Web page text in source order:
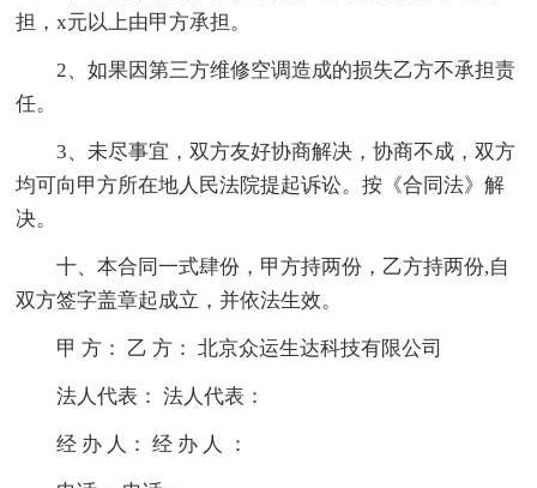
担，x元以上由甲方承担。
2、如果因第三方维修空调造成的损失乙方不承担责
任。
3、未尽事宜，双方友好协商解决，协商不成，双方
均可向甲方所在地人民法院提起诉讼。按《合同法》解
决。
十、本合同一式肆份，甲方持两份，乙方持两份,自
双方签字盖章起成立，并依法生效。
甲 方： 乙 方： 北京众运生达科技有限公司
法人代表： 法人代表：
经 办 人： 经 办 人 ：